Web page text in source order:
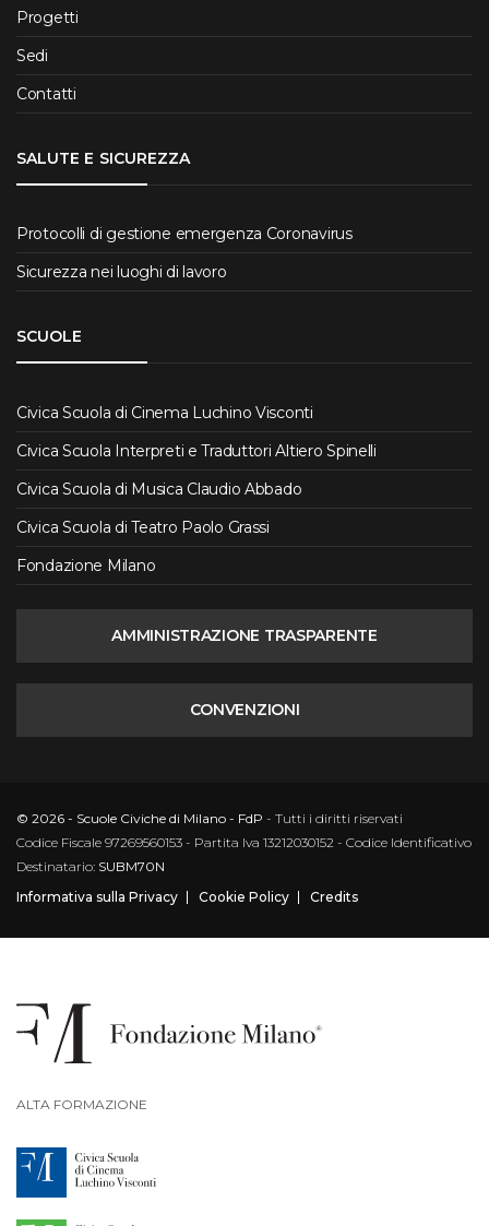
Progetti
Sedi
Contatti
SALUTE E SICUREZZA
Protocolli di gestione emergenza Coronavirus
Sicurezza nei luoghi di lavoro
SCUOLE
Civica Scuola di Cinema Luchino Visconti
Civica Scuola Interpreti e Traduttori Altiero Spinelli
Civica Scuola di Musica Claudio Abbado
Civica Scuola di Teatro Paolo Grassi
Fondazione Milano
AMMINISTRAZIONE TRASPARENTE
CONVENZIONI
© 2026 - Scuole Civiche di Milano - FdP - Tutti i diritti riservati
Codice Fiscale 97269560153 - Partita Iva 13212030152 - Codice Identificativo
Destinatario: SUBM70N
Informativa sulla Privacy
Cookie Policy Credits
ALTA FORMAZIONE